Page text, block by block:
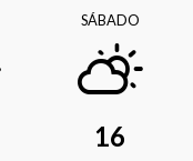
SÁBADO
16